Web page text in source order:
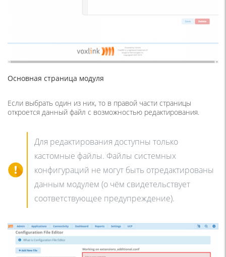
Основная страница модуля
Если выбрать один из них, то в правой части страницы
откроется данный файл с возможностью редактирования.
Для редактирования доступны только
кастомные файлы. Файлы системных
конфигураций не могут быть отредактированы
данным модулем (о чём свидетельствует
соответствующее предупреждение).